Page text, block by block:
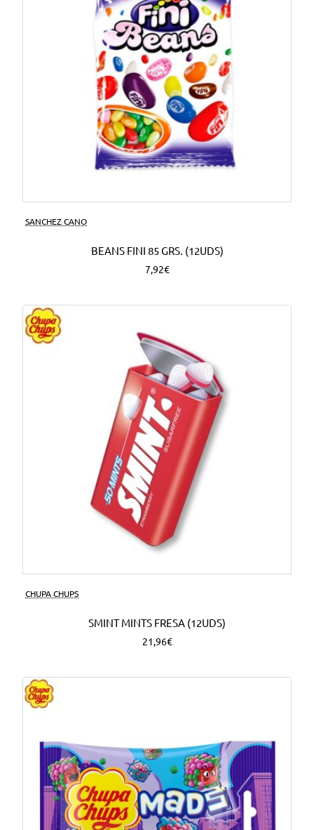
SANCHEZ CANO
BEANS FINI 85 GRS. (12UDS)
7,92€
CHUPA CHUPS
SMINT MINTS FRESA (12UDS)
21,96€